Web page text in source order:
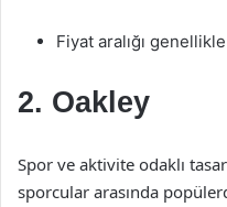
Fiyat aralığı
2. Oakley
Spor ve aktivite odaklı
sporcular arasında